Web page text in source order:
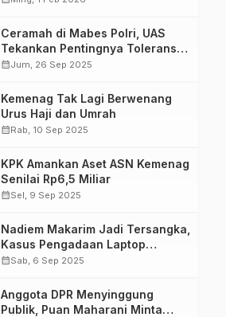
Ceramah di Mabes Polri, UAS
Tekankan Pentingnya Toleransi
Beragama
calendar_monthJum, 26 Sep 2025
Kemenag Tak Lagi Berwenang
Urus Haji dan Umrah
calendar_monthRab, 10 Sep 2025
KPK Amankan Aset ASN Kemenag
Senilai Rp6,5 Miliar
calendar_monthSel, 9 Sep 2025
Nadiem Makarim Jadi Tersangka,
Kasus Pengadaan Laptop
Chromebook Berlanjut
Google
calendar_monthSab, 6 Sep 2025
Anggota DPR Menyinggung
Publik, Puan Maharani Minta